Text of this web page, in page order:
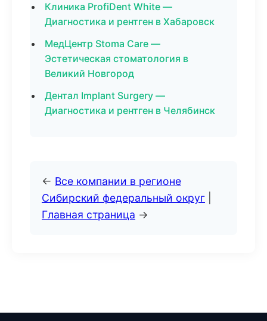
Клиника ProfiDent White —
Диагностика и рентген в Хабаровск
МедЦентр Stoma Care —
Эстетическая стоматология в
Великий Новгород
Дентал Implant Surgery —
Диагностика и рентген в Челябинск
← Все компании в регионе
Сибирский федеральный округ
Главная страница →